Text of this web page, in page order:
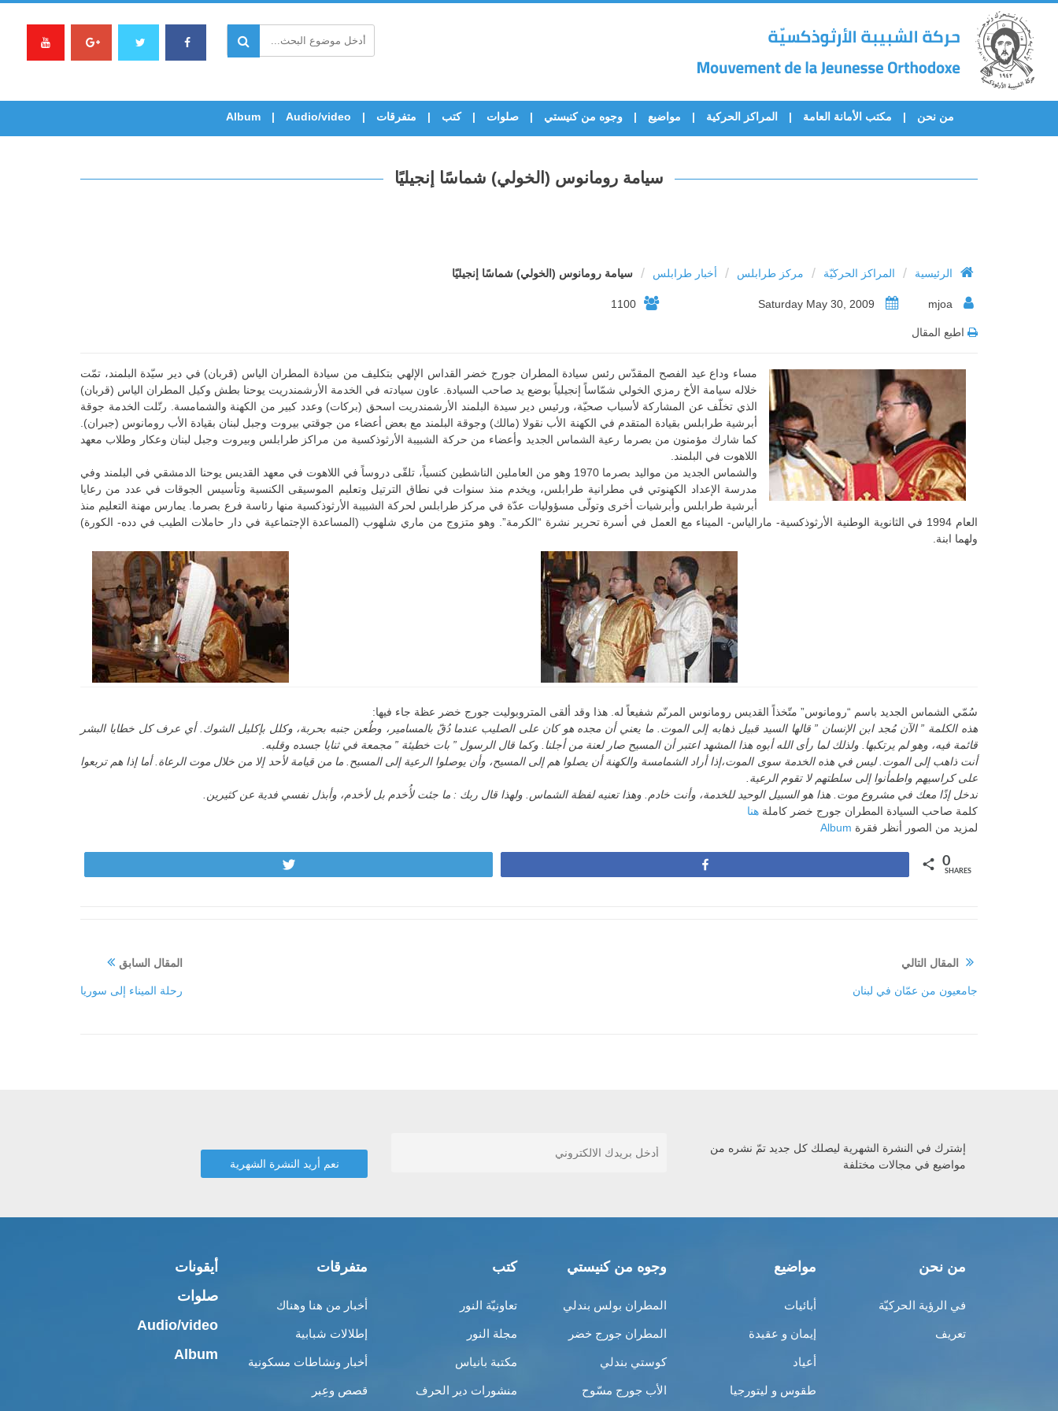
من نحن مكتب الأمانة العامة المراكز الحركية مواضيع وجوه من كنيستي صلوات كتب متفرقات Audio/video
Album
سيامة رومانوس (الخولي) شماسًا إنجيليًا
الرئيسية / المراكز الحركيّة / مركز طرابلس / أخبار طرابلس / سيامة رومانوس (الخولي) شماسًا إنجيليًا
1100
اطبع المقال
مساء وداع عيد الفصح المقدّس رئس سيادة المطران جورج خضر القداس الإلهي بتكليف من سيادة المطران الياس (قربان) في دير سيّدة البلمند، تمّت
خلاله سيامة الأخ رمزي الخولي شمّاساً إنجيلياً بوضع يد صاحب السيادة. عاون سيادته في الخدمة الأرشمندريت يوحنا بطش وكيل المطران الياس (قربان)
الذي تخلّف عن المشاركة لأسباب صحيّة، ورئيس دير سيدة البلمند الأرشمندريت اسحق (بركات) وعدد كبير من الكهنة والشمامسة. رتّلت الخدمة جوقة
أبرشية طرابلس بقيادة المتقدم في الكهنة الأب نقولا (مالك) وجوقة البلمند مع بعض أعضاء من جوقتي بيروت وجبل لبنان بقيادة الأب رومانوس (جبران).
كما شارك مؤمنون من بصرما رعية الشماس الجديد وأعضاء من حركة الشبيبة الأرثوذكسية من مراكز طرابلس وبيروت وجبل لبنان وعكار وطلاب معهد
اللاهوت في البلمند.
والشماس الجديد من مواليد بصرما 1970 وهو من العاملين الناشطين كنسياً، تلقّى دروساً في اللاهوت في معهد القديس يوحنا الدمشقي في البلمند وفي
مدرسة الإعداد الكهنوتي في مطرانية طرابلس، ويخدم منذ سنوات في نطاق الترتيل وتعليم الموسيقى الكنسية وتأسيس الجوقات في عدد من رعايا
أبرشية طرابلس وأبرشيات أخرى وتولّى مسؤوليات عدّة في مركز طرابلس لحركة الشبيبة الأرثوذكسية منها رئاسة فرع بصرما. يمارس مهنة التعليم منذ
العام 1994 في الثانوية الوطنية الأرثوذكسية- مارالياس- الميناء مع العمل في أسرة تحرير نشرة “الكرمة”. وهو متزوج من ماري شلهوب (المساعدة الإجتماعية في دار حاملات الطيب في دده- الكورة)
ولهما ابنة.
سُمّي الشماس الجديد باسم “رومانوس” متّخذاً القديس رومانوس المرنّم شفيعاً له. هذا وقد ألقى المتروبوليت جورج خضر عظة جاء فيها:
هذه الكلمة ” الآن مُجد ابن الإنسان ” قالها السيد قبيل ذهابه إلى الموت. ما يعني أن مجده هو كان على الصليب عندما دُقّ بالمسامير، وطُعن جنبه بحربة، وكلل بإكليل الشوك. أي عرف كل خطايا البشر
قائمة فيه، وهو لم يرتكبها. ولذلك لما رأى الله أبوه هذا المشهد اعتبر أن المسيح صار لعنة من أجلنا. وكما قال الرسول ” بات خطيئة ” مجمعة في ثنايا جسده وقلبه.
أنت ذاهب إلى الموت. ليس في هذه الخدمة سوى الموت،إذا أراد الشمامسة والكهنة أن يصلوا هم إلى المسيح، وأن يوصلوا الرعية إلى المسيح. ما من قيامة لأحد إلا من خلال موت الرعاة. أما إذا هم تربعوا
على كراسيهم واطمأنوا إلى سلطتهم لا تقوم الرعية.
ندخل إذًا معك في مشروع موت. هذا هو السبيل الوحيد للخدمة، وأنت خادم. وهذا تعنيه لفظة الشماس. ولهذا قال ربك : ما جئت لأُخدم بل لأخدم، وأبذل نفسي فدية عن كثيرين.
كلمة صاحب السيادة المطران جورج خضر كاملة هنا
لمزيد من الصور أنظر فقرة Album
0
SHARES
المقال السابق
رحلة الميناء إلى سوريا
المقال التالي
جامعيون من عمّان في لبنان
إشترك في النشرة الشهرية ليصلك كل جديد تمّ نشره من
مواضيع في مجالات مختلفة
من نحن
في الرؤية الحركيّة
تعريف
مواضيع
أبائيات
إيمان و عقيدة
أعياد
طقوس و ليتورجيا
وجوه من كنيستي
المطران بولس بندلي
المطران جورج خضر
كوستي بندلي
الأب جورج مسّوح
كتب
تعاونيّة النور
مجلة النور
مكتبة بانياس
منشورات دير الحرف
متفرقات
أخبار من هنا وهناك
إطلالات شبابية
أخبار ونشاطات مسكونية
قصص وعِبر
أيقونات
صلوات
Audio/video
Album